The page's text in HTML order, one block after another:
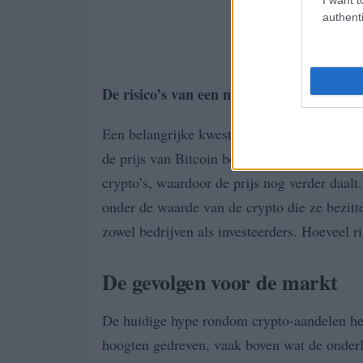
De risico’s van een negatieve
Een belangrijke kwestie is de potentiële
de prijs van Bitcoin begint te dalen.
crypto’s, waardoor de prijs nog verder
onder de waarde van de crypto die ze
zowel bedrijven als investeerders. Hoeveel
De gevolgen voor de markt
De huidige hype rondom crypto-aandelen
hoogten gedreven, vaak boven wat de